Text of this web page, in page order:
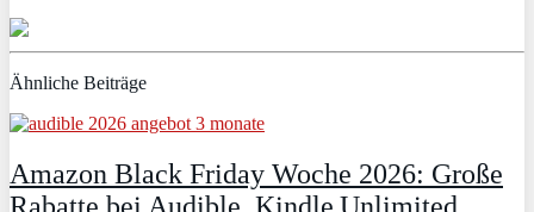
Ähnliche Beiträge
Amazon Black Friday Woche 2026: Große